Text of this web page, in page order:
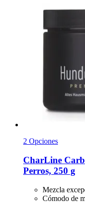
2 Opciones
CharLine
Perros, 250 g
Mezcla
Cómodo de